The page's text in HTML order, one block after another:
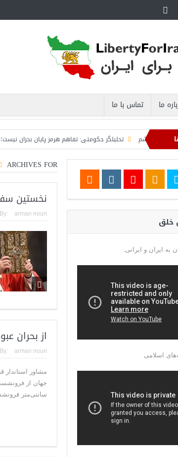
ما تماس با ما
تحلیلگر حکومتی: تفاهم هرمز پایان بحران نیست؛ خطر
ARCHIVES FOR ژانویه 2019
نخستین
arman nouri
از بحران
arman nouri
مشاور
سانتی‌متر
خلق
به ایران و ایرانی.
اسلامی